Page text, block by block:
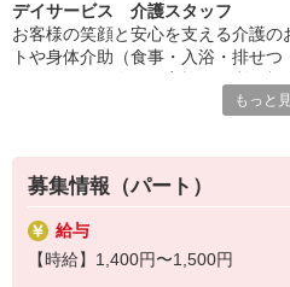
生制度です。※入社翌月の第5営業
デイサービス 介護スタッフ
お客様の笑顔と安心を支える介護
トや身体介助（食事・入浴・排せ
ど幅広い業務を担当。チームで協
◆イベント企画も担当
お客様が楽しめるレクリエーショ
を自分で企画・実施できます。ア
瞬間」をたくさん作れるのが魅力
たやりたい」という声を直接聞け
もっと
募集情報（パート）
給与
【時給】1,400円〜1,500円